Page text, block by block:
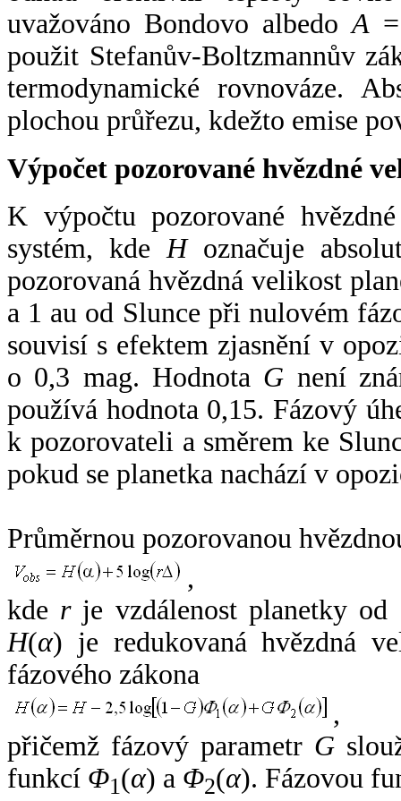
uvažováno Bondovo albedoA
použit Stefanův-Boltzmannův
termodynamické rovnováze.
plochou průřezu, kdežto emise
Výpočet pozorované hvězdné
K výpočtu pozorované
systém, kde Hoznačuje
pozorovaná hvězdná velikost
a 1 au od Slunce při nulovém
souvisí s efektem zjasnění v
o 0,3 mag. Hodnota G není
používá hodnota 0,15. Fázový
k pozorovateli a směrem ke
pokud se planetka nachází v
Průměrnou pozorovanou
,
kde rje vzdálenost planetky od
H(α) je redukovaná hvězdná
fázového zákona
,
přičemž fázový parametr G
funkcí Φ1(α) a Φ2(α). Fázovou